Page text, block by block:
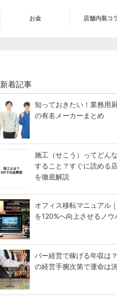
お金 店舗内装コ
新着記事
知っておきたい！業務用
の有名メーカーまとめ
施工（せこう）ってどん
すること？すぐに読める
を徹底解説
オフィス移転マニュアル
を120%へ向上させるノウ
バー経営で稼げる年収は
の経営手腕次第で運命は決